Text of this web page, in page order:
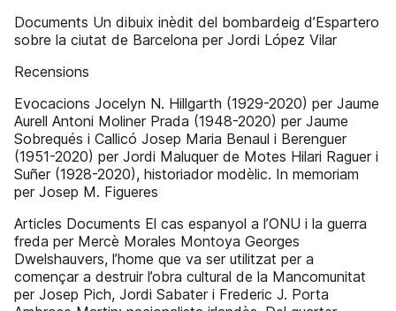
Documents Un dibuix inèdit del bombardeig d’Espartero
sobre la ciutat de Barcelona per Jordi López Vilar
Recensions
Evocacions Jocelyn N. Hillgarth (1929-2020) per Jaume
Aurell Antoni Moliner Prada (1948-2020) per Jaume
Sobrequés i Callicó Josep Maria Benaul i Berenguer
(1951-2020) per Jordi Maluquer de Motes Hilari Raguer i
Suñer (1928-2020), historiador modèlic. In memoriam
per Josep M. Figueres
Articles Documents El cas espanyol a l’ONU i la guerra
freda per Mercè Morales Montoya Georges
Dwelshauvers, l’home que va ser utilitzat per a
començar a destruir l’obra cultural de la Mancomunitat
per Josep Pich, Jordi Sabater i Frederic J. Porta